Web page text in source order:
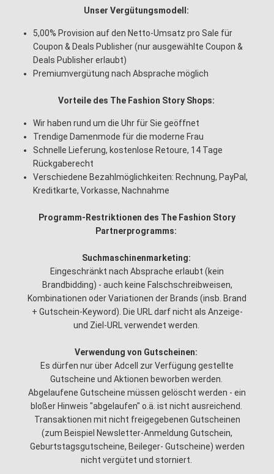
Unser Vergütungsmodell:
5,00% Provision auf den Netto-Umsatz pro Sale für
Coupon & Deals Publisher (nur ausgewählte Coupon &
Deals Publisher erlaubt)
Premiumvergütung nach Absprache möglich
Vorteile des The Fashion Story Shops:
Wir haben rund um die Uhr für Sie geöffnet
Trendige Damenmode für die moderne Frau
Schnelle Lieferung, kostenlose Retoure, 14 Tage
Rückgaberecht
Verschiedene Bezahlmöglichkeiten: Rechnung, PayPal,
Kreditkarte, Vorkasse, Nachnahme
Programm-Restriktionen des The Fashion Story
Partnerprogramms:
Suchmaschinenmarketing:
Eingeschränkt nach Absprache erlaubt (kein
Brandbidding) - auch keine Falschschreibweisen,
Kombinationen oder Variationen der Brands (insb. Brand
+ Gutschein-Keyword). Die URL darf nicht als Anzeige-
und Ziel-URL verwendet werden.
Verwendung von Gutscheinen:
Es dürfen nur über Adcell zur Verfügung gestellte
Gutscheine und Aktionen beworben werden.
Abgelaufene Gutscheine müssen gelöscht werden - ein
bloßer Hinweis "abgelaufen" o.ä. ist nicht ausreichend.
Transaktionen mit nicht freigegebenen Gutscheinen
(zum Beispiel Newsletter-Anmeldung Gutschein,
Geburtstagsgutscheine, Beileger- Gutscheine) werden
nicht vergütet und storniert.